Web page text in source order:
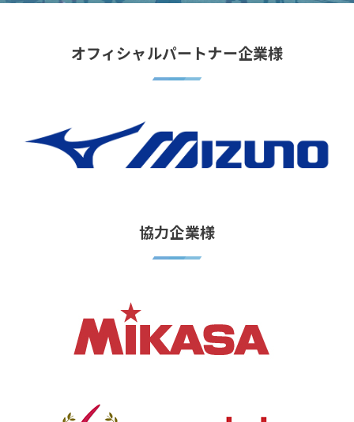
オフィシャルパートナー企業様
協力企業様